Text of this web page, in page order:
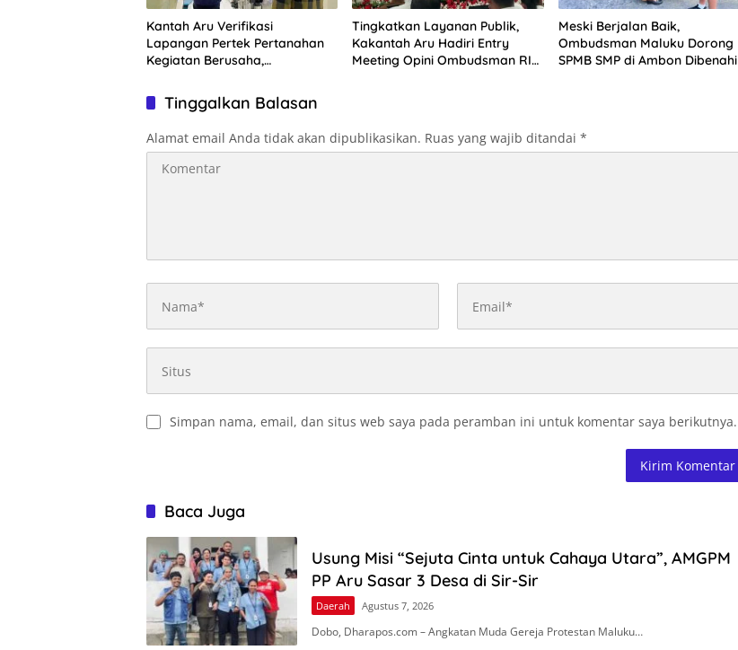
Kantah Aru Verifikasi
Lapangan Pertek Pertanahan
Kegiatan Berusaha,
Tingkatkan Layanan Publik,
Kakantah Aru Hadiri Entry
Meeting Opini Ombudsman RI
Meski Berjalan Baik,
Ombudsman Maluku Dorong
SPMB SMP di Ambon Dibenahi
Tinggalkan Balasan
Alamat email Anda tidak akan dipublikasikan. Ruas yang wajib ditandai *
Simpan nama, email, dan situs web saya pada peramban ini untuk komentar saya berikutnya.
Baca Juga
Usung Misi “Sejuta Cinta untuk Cahaya Utara”, AMGPM
PP Aru Sasar 3 Desa di Sir-Sir
Daerah Agustus 7, 2026
Dobo, Dharapos.com – Angkatan Muda Gereja Protestan Maluku…